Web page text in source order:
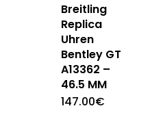
Breitling
Replica
Uhren
Bentley GT
A13362 –
46.5 MM
147.00€